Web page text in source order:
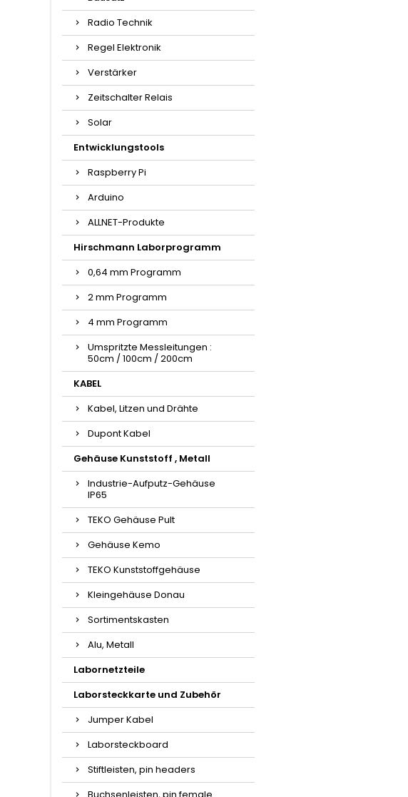
Radio Technik
Regel Elektronik
Verstärker
Zeitschalter Relais
Solar
Entwicklungstools
Raspberry Pi
Arduino
ALLNET-Produkte
Hirschmann Laborprogramm
0,64 mm Programm
2 mm Programm
4 mm Programm
Umspritzte Messleitungen :
50cm / 100cm / 200cm
KABEL
Kabel, Litzen und Drähte
Dupont Kabel
Gehäuse Kunststoff , Metall
Industrie-Aufputz-Gehäuse
IP65
TEKO Gehäuse Pult
Gehäuse Kemo
TEKO Kunststoffgehäuse
Kleingehäuse Donau
Sortimentskasten
Alu, Metall
Labornetzteile
Laborsteckkarte und Zubehör
Jumper Kabel
Laborsteckboard
Stiftleisten, pin headers